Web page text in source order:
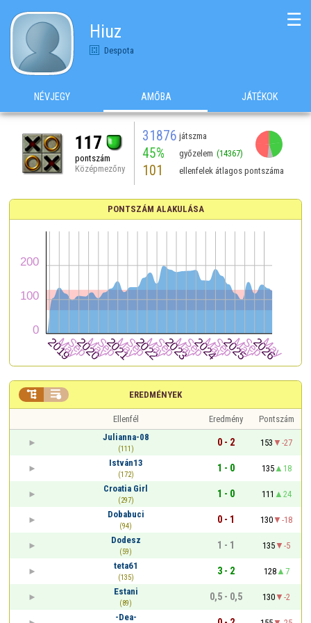
Hiuz
Despota
☰
NÉVJEGY AMŐBA JÁTÉKOK
117
pontszám
Középmezőny
31876 játszma
45% győzelem (14367)
101 ellenfelek átlagos pontszáma
PONTSZÁM ALAKULÁSA
EREDMÉNYEK
 
Ellenfél Eredmény
Pontszám
Julianna-08
(111)
0 - 2 153
-27
István13
(172)
1 - 0 135
18
Croatia Girl
(297)
1 - 0 111
24
Dobabuci
(94)
0 - 1 130
-18
Dodesz
(59)
1 - 1 135
-5
teta61
(135)
3 - 2 128
7
Estani
(89)
0,5 - 0,5 130
-2
-Dea-